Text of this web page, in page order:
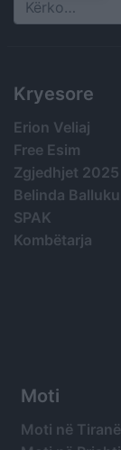
Search
Kryesore
Erion Veliaj
Free Esim
Zgjedhjet 2025
Belinda Balluku
SPAK
Kombëtarja
Moti
Moti në Tiranë